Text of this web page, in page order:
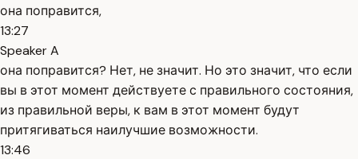
она поправится,
13:27
Speaker A
она поправится? Нет, не значит. Но это значит, что если
вы в этот момент действуете с правильного состояния,
из правильной веры, к вам в этот момент будут
притягиваться наилучшие возможности.
13:46